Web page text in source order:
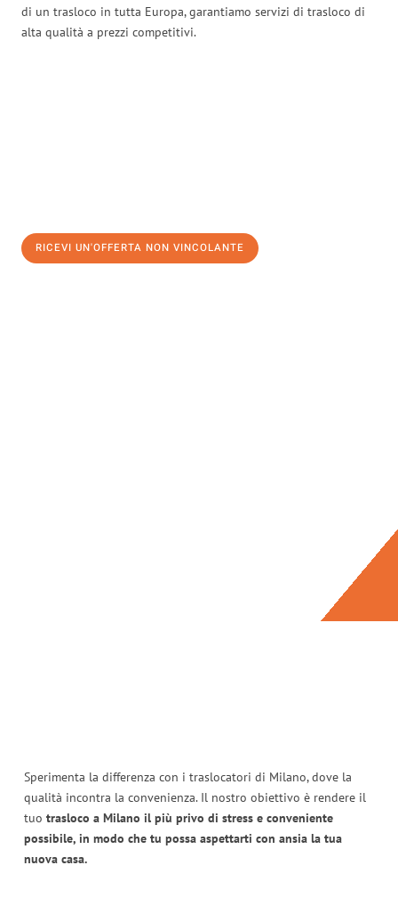
di un trasloco in tutta Europa, garantiamo servizi di trasloco di
alta qualità a prezzi competitivi.
RICEVI UN'OFFERTA NON VINCOLANTE
Sperimenta la differenza con i traslocatori di Milano, dove la
qualità incontra la convenienza. Il nostro obiettivo è rendere il
tuo trasloco a Milano il più privo di stress e conveniente
possibile, in modo che tu possa aspettarti con ansia la tua
nuova casa.